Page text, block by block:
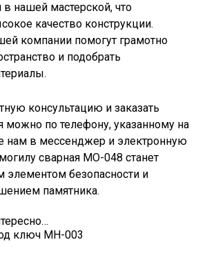
в нашей мастерской, что
качество конструкции.
компании помогут грамотно
и подобрать
консультацию и заказать
можно по телефону, указанному на
нам в мессенджер и электронную
сварная МО-048 станет
безопасности и
памятника.